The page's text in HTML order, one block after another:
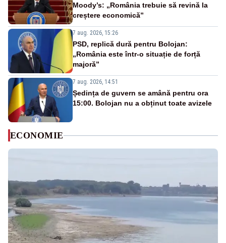
Moody’s: „România trebuie să revină la
creștere economică”
7 aug. 2026, 15:26
PSD, replică dură pentru Bolojan:
„România este într-o situație de forță
majoră”
7 aug. 2026, 14:51
Ședința de guvern se amână pentru ora
15:00. Bolojan nu a obținut toate avizele
ECONOMIE